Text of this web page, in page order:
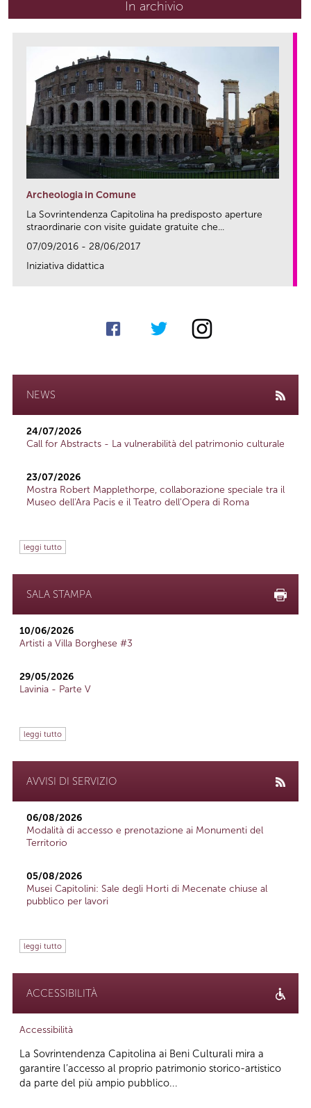
In archivio
Archeologia in Comune
La Sovrintendenza Capitolina ha predisposto aperture
straordinarie con visite guidate gratuite che...
07/09/2016 - 28/06/2017
Iniziativa didattica
NEWS
24/07/2026
Call for Abstracts - La vulnerabilità del patrimonio culturale
23/07/2026
Mostra Robert Mapplethorpe, collaborazione speciale tra il
Museo dell'Ara Pacis e il Teatro dell'Opera di Roma
leggi tutto
SALA STAMPA
10/06/2026
Artisti a Villa Borghese #3
29/05/2026
Lavinia - Parte V
leggi tutto
AVVISI DI SERVIZIO
06/08/2026
Modalità di accesso e prenotazione ai Monumenti del
Territorio
05/08/2026
Musei Capitolini: Sale degli Horti di Mecenate chiuse al
pubblico per lavori
leggi tutto
ACCESSIBILITÀ
Accessibilità
La Sovrintendenza Capitolina ai Beni Culturali mira a
garantire l’accesso al proprio patrimonio storico-artistico
da parte del più ampio pubblico...